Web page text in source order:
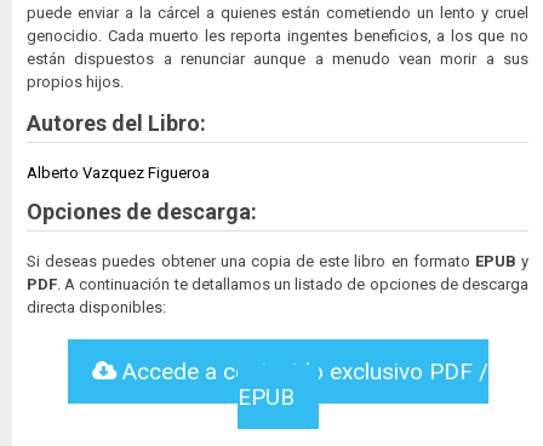
puede enviar a la cárcel a quienes están cometiendo un lento y cruel
genocidio. Cada muerto les reporta ingentes beneficios, a los que no
están dispuestos a renunciar aunque a menudo vean morir a sus
propios hijos.
Autores del Libro:
Alberto Vazquez Figueroa
Opciones de descarga:
Si deseas puedes obtener una copia de este libro en formato EPUB y
PDF . A continuación te detallamos un listado de opciones de descarga
directa disponibles:
Accede a contenido exclusivo PDF /
EPUB